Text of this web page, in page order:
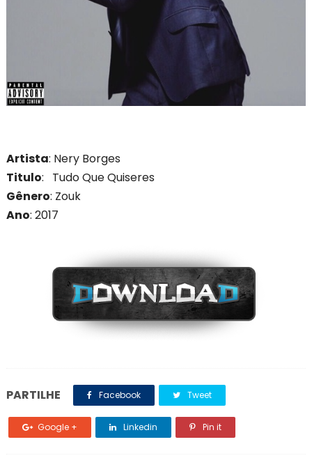
Artista: Nery Borges
Titulo: Tudo Que Quiseres
Gênero: Zouk
Ano: 2017
PARTILHE Facebook Tweet
Google + Linkedin Pin it